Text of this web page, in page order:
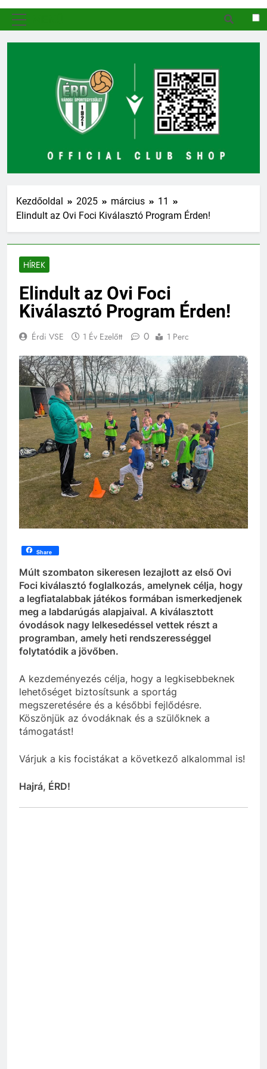
Kezdőoldal 2025 március
11
Elindult az Ovi Foci Kiválasztó Program Érden!
HÍREK
Elindult az Ovi Foci
Kiválasztó Program Érden!
Érdi VSE 1 Év Ezelőtt 0 1 Perc
Share
Múlt szombaton sikeresen lezajlott az első Ovi
Foci kiválasztó foglalkozás, amelynek célja, hogy
a legfiatalabbak játékos formában ismerkedjenek
meg a labdarúgás alapjaival. A kiválasztott
óvodások nagy lelkesedéssel vettek részt a
programban, amely heti rendszerességgel
folytatódik a jövőben.
A kezdeményezés célja, hogy a legkisebbeknek
lehetőséget biztosítsunk a sportág
megszeretésére és a későbbi fejlődésre.
Köszönjük az óvodáknak és a szülőknek a
támogatást!
Várjuk a kis focistákat a következő alkalommal is!
Hajrá, ÉRD!